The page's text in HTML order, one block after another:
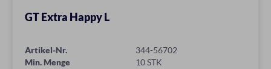
GT Extra Happy L
Artikel-Nr.
344-56702
Min. Menge
10 STK